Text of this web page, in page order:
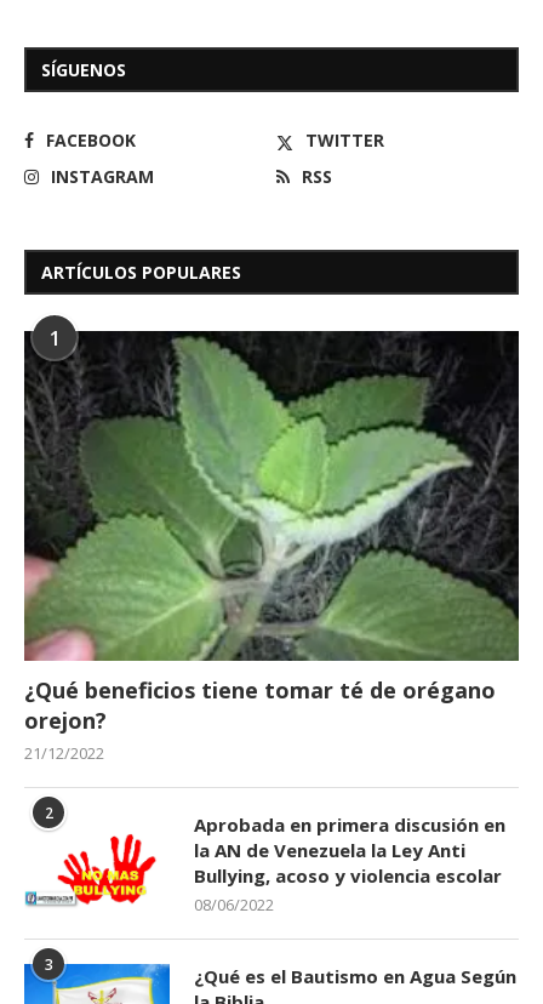
SÍGUENOS
FACEBOOK
TWITTER
INSTAGRAM
RSS
ARTÍCULOS POPULARES
1
¿Qué beneficios tiene tomar té de orégano
orejon?
21/12/2022
2
Aprobada en primera discusión en
la AN de Venezuela la Ley Anti
Bullying, acoso y violencia escolar
08/06/2022
3
¿Qué es el Bautismo en Agua Según